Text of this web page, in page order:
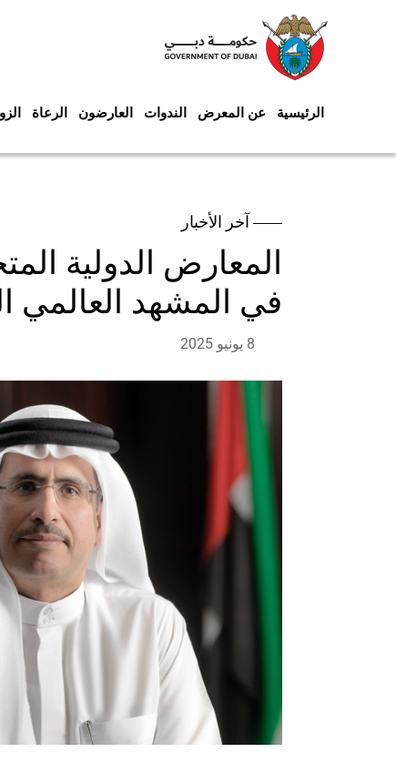
الرئيسية عن المعرض الندوات العارضون الرعاة
آخر الأخبار
المعارض الدولية
في المشهد العالمي
8 يونيو 2025